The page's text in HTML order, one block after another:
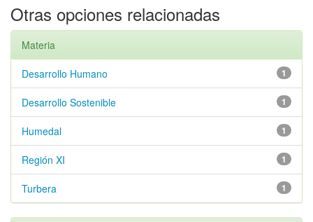
Otras opciones relacionadas
Materia
1
Desarrollo Humano
1
Desarrollo Sostenible
1
Humedal
1
Región XI
1
Turbera